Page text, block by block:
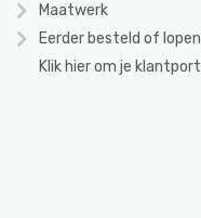
Maatwerk
Eerder besteld of
Klik hierom je